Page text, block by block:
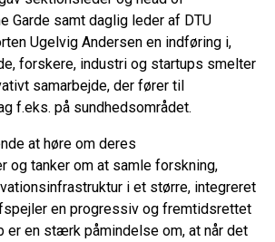
Garde samt daglig leder af DTU
Ugelvig Andersen en indføring i,
forskere, industri og startups smelter
samarbejde, der fører til
f.eks. på sundhedsområdet.
at høre om deres
og tanker om at samle forskning,
i et større, integreret
en progressiv og fremtidsrettet
er en stærk påmindelse om, at når det